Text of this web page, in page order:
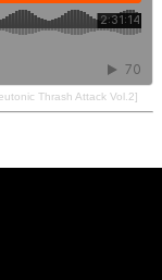
Thrash Attack Vol.2]